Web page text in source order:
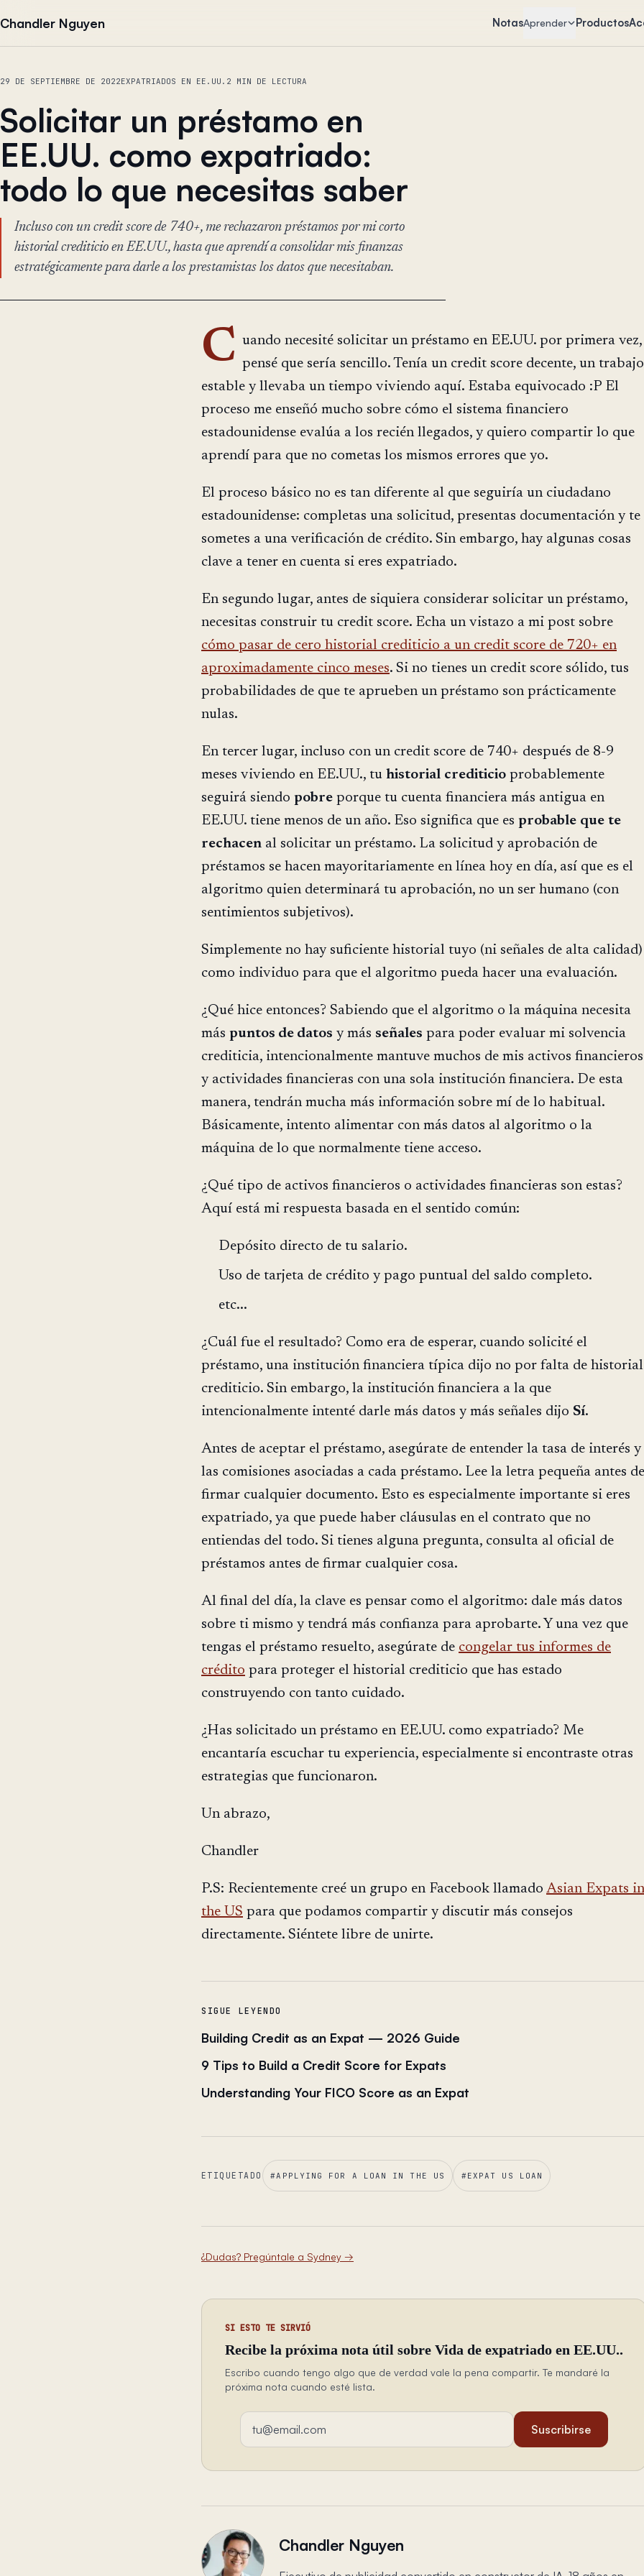
Chandler Nguyen NotasAprender Productos
29 DE SEPTIEMBRE DE 2022EXPATRIADOS EN EE.UU. 2 MIN DE LECTURA
Solicitar un préstamo en
EE.UU. como expatriado:
todo lo que necesitas saber
Incluso con un credit score de 740+, me rechazaron préstamos por mi corto
historial crediticio en EE.UU., hasta que aprendí a consolidar mis finanzas
estratégicamente para darle a los prestamistas los datos que necesitaban.
C uando necesité solicitar un préstamo en EE.UU. por primera vez,
pensé que sería sencillo. Tenía un credit score decente, un trabajo
estable y llevaba un tiempo viviendo aquí. Estaba equivocado :P El
proceso me enseñó mucho sobre cómo el sistema financiero
estadounidense evalúa a los recién llegados, y quiero compartir lo que
aprendí para que no cometas los mismos errores que yo.
El proceso básico no es tan diferente al que seguiría un ciudadano
estadounidense: completas una solicitud, presentas documentación y te
sometes a una verificación de crédito. Sin embargo, hay algunas cosas
clave a tener en cuenta si eres expatriado.
En segundo lugar, antes de siquiera considerar solicitar un préstamo,
necesitas construir tu credit score. Echa un vistazo a mi post sobre
cómo pasar de cero historial crediticio a un credit score de 720+ en
aproximadamente cinco meses. Si no tienes un credit score sólido, tus
probabilidades de que te aprueben un préstamo son prácticamente
nulas.
En tercer lugar, incluso con un credit score de 740+ después de 8-9
meses viviendo en EE.UU., tu historial crediticio probablemente
seguirá siendo pobre porque tu cuenta financiera más antigua en
EE.UU. tiene menos de un año. Eso significa que es probable que te
rechacen al solicitar un préstamo. La solicitud y aprobación de
préstamos se hacen mayoritariamente en línea hoy en día, así que es el
algoritmo quien determinará tu aprobación, no un ser humano (con
sentimientos subjetivos).
Simplemente no hay suficiente historial tuyo (ni señales de alta calidad)
como individuo para que el algoritmo pueda hacer una evaluación.
¿Qué hice entonces? Sabiendo que el algoritmo o la máquina necesita
más puntos de datos y más señales para poder evaluar mi solvencia
crediticia, intencionalmente mantuve muchos de mis activos financieros
y actividades financieras con una sola institución financiera. De esta
manera, tendrán mucha más información sobre mí de lo habitual.
Básicamente, intento alimentar con más datos al algoritmo o la
máquina de lo que normalmente tiene acceso.
¿Qué tipo de activos financieros o actividades financieras son estas?
Aquí está mi respuesta basada en el sentido común:
Depósito directo de tu salario.
Uso de tarjeta de crédito y pago puntual del saldo completo.
etc...
¿Cuál fue el resultado? Como era de esperar, cuando solicité el
préstamo, una institución financiera típica dijo no por falta de historial
crediticio. Sin embargo, la institución financiera a la que
intencionalmente intenté darle más datos y más señales dijo Sí.
Antes de aceptar el préstamo, asegúrate de entender la tasa de interés y
las comisiones asociadas a cada préstamo. Lee la letra pequeña antes de
firmar cualquier documento. Esto es especialmente importante si eres
expatriado, ya que puede haber cláusulas en el contrato que no
entiendas del todo. Si tienes alguna pregunta, consulta al oficial de
préstamos antes de firmar cualquier cosa.
Al final del día, la clave es pensar como el algoritmo: dale más datos
sobre ti mismo y tendrá más confianza para aprobarte. Y una vez que
tengas el préstamo resuelto, asegúrate de congelar tus informes de
crédito para proteger el historial crediticio que has estado
construyendo con tanto cuidado.
¿Has solicitado un préstamo en EE.UU. como expatriado? Me
encantaría escuchar tu experiencia, especialmente si encontraste otras
estrategias que funcionaron.
Un abrazo,
Chandler
P.S: Recientemente creé un grupo en Facebook llamado Asian Expats in
the US para que podamos compartir y discutir más consejos
directamente. Siéntete libre de unirte.
SIGUE LEYENDO
Building Credit as an Expat — 2026 Guide
9 Tips to Build a Credit Score for Expats
Understanding Your FICO Score as an Expat
ETIQUETADO #APPLYING FOR A LOAN IN THE US #EXPAT US LOAN
¿Dudas? Pregúntale a Sydney →
SI ESTO TE SIRVIÓ
Recibe la próxima nota útil sobre Vida de expatriado en EE.UU..
Escribo cuando tengo algo que de verdad vale la pena compartir. Te mandaré la
próxima nota cuando esté lista.
Dirección de email
Suscribirse
Chandler Nguyen